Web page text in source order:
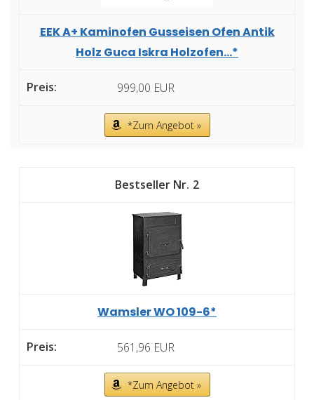
EEK A+ Kaminofen Gusseisen Ofen Antik
Holz Guca Iskra Holzofen...*
999,00 EUR
*Zum Angebot »
2
Wamsler WO 109-6*
561,96 EUR
*Zum Angebot »